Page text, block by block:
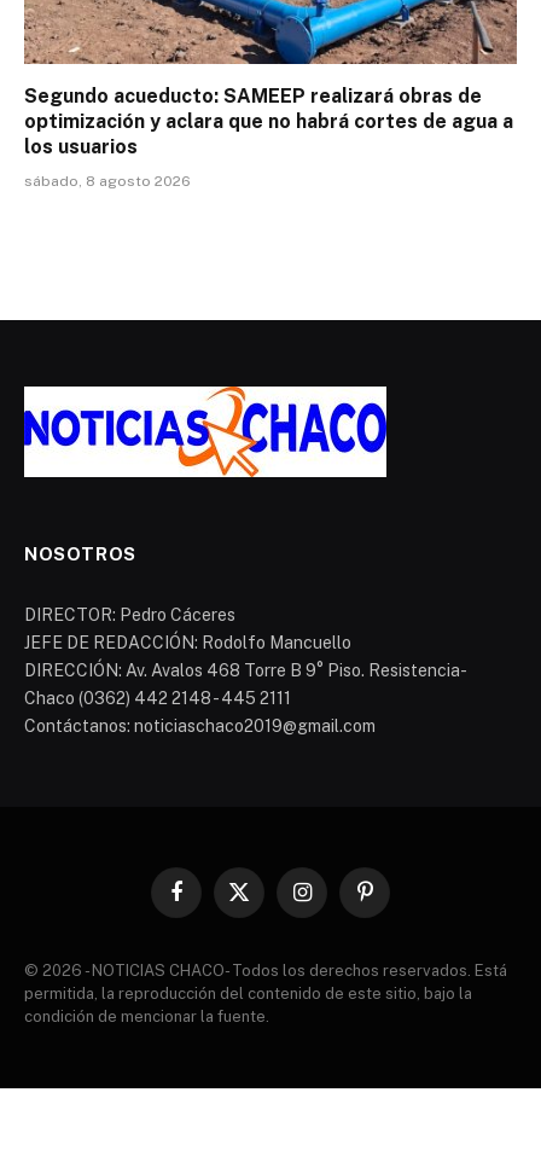
Segundo acueducto: SAMEEP realizará obras de
optimización y aclara que no habrá cortes de agua a
los usuarios
sábado, 8 agosto 2026
NOSOTROS
DIRECTOR: Pedro Cáceres
JEFE DE REDACCIÓN: Rodolfo Mancuello
DIRECCIÓN: Av. Avalos 468 Torre B 9° Piso. Resistencia-
Chaco (0362) 442 2148 - 445 2111
Contáctanos: noticiaschaco2019@gmail.com
Facebook
X
InstagramPinterest
© 2026 - NOTICIAS CHACO- Todos los derechos reservados. Está
permitida, la reproducción del contenido de este sitio, bajo la
condición de mencionar la fuente.